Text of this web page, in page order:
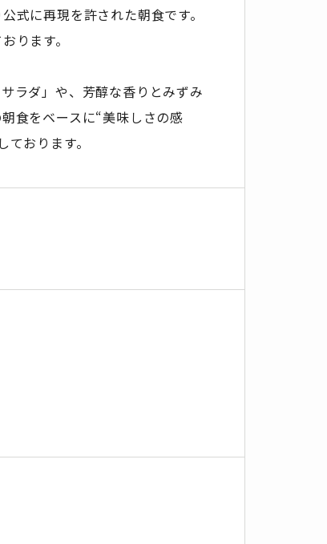
式に再現を許された朝食です。
ります。
ラダ」や、芳醇な香りとみずみ
食をベースに“美味しさの感
おります。